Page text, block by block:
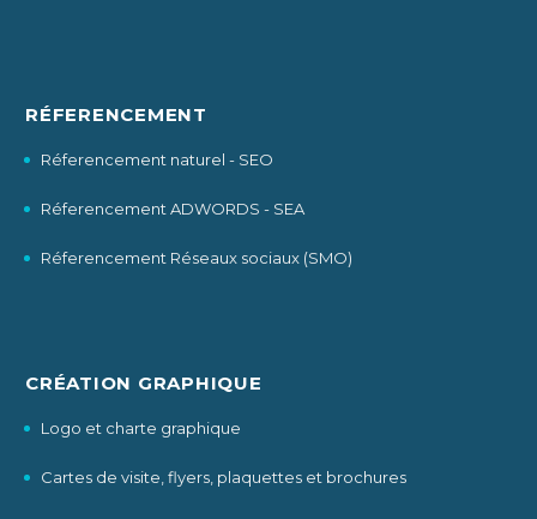
RÉFERENCEMENT
Réferencement naturel - SEO
Réferencement ADWORDS - SEA
Réferencement Réseaux sociaux (SMO)
CRÉATION GRAPHIQUE
Logo et charte graphique
Cartes de visite, flyers, plaquettes et brochures